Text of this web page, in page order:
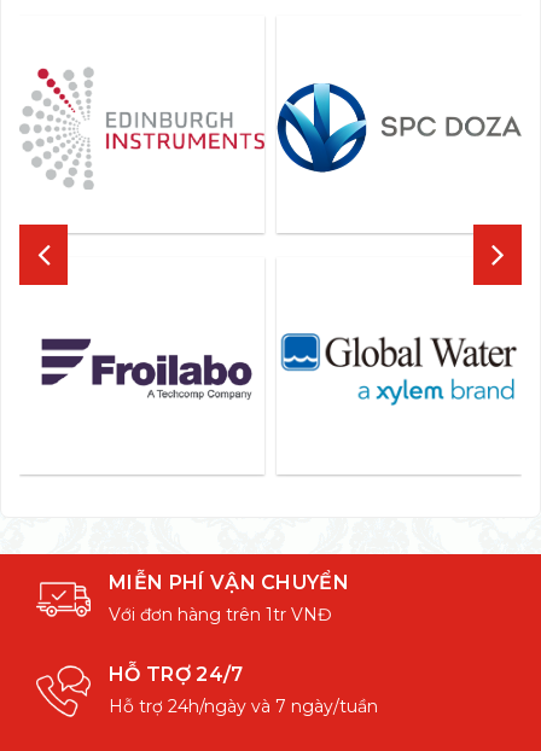
MIỄN PHÍ VẬN CHUYỂN
Với đơn hàng trên 1tr VNĐ
HỖ TRỢ 24/7
Hỗ trợ 24h/ngày và 7 ngày/tuần